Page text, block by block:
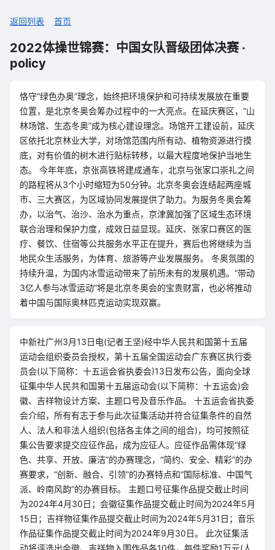
返回列表 首页
2022体操世锦赛：中国女队晋级团体决赛 ·
policy
恪守“绿色办奥”理念，始终把环境保护和可持续发展放在重要
位置，是北京冬奥会筹办过程中的一大亮点。在延庆赛区，“山
林场馆、生态冬奥”成为核心建设理念。场馆开工建设前，延庆
区依托北京林业大学，对场馆范围内所有动、植物资源进行摸
底，对有价值的树木进行贴标转移，以最大程度地保护当地生
态。 今年年底，京张高铁将建成通车，北京与张家口崇礼之间
的路程将从3个小时缩短为50分钟。北京冬奥会连结起两座城
市、三大赛区，为区域协同发展提供了助力。为服务冬奥会筹
办，以治气、治沙、治水为重点，京津冀加强了区域生态环境
联合治理和保护力度，成效日益显现。延庆、张家口赛区的医
疗、餐饮、住宿等公共服务水平正在提升，赛后也将继续为当
地民众生活服务，为体育、旅游等产业发展服务。 冬奥氛围的
持续升温，为国内冰雪运动带来了前所未有的发展机遇。“带动
3亿人参与冰雪运动”将是北京冬奥会的宝贵财富，也必将推动
着中国与国际奥林匹克运动实现双赢。
中新社广州3月13日电(记者王坚)经中华人民共和国第十五届
运动会组织委员会授权，第十五届全国运动会广东赛区执行委
员会(以下简称：十五运会省执委会)13日发布公告，面向全球
征集中华人民共和国第十五届运动会(以下简称：十五运会)会
徽、吉祥物设计方案、主题口号及音乐作品。 十五运会省执委
会介绍，所有有志于参与此次征集活动并符合征集条件的自然
人、法人和非法人组织(包括各主体之间的组合)，均可按照征
集公告要求提交应征作品，成为应征人。应征作品需体现“绿
色、共享、开放、廉洁”的办赛理念，“简约、安全、精彩”的办
赛要求，“创新、融合、引领”的办赛特点和“国际标准、中国气
派、岭南风韵”的办赛目标。 主题口号征集作品提交截止时间
为2024年4月30日；会徽征集作品提交截止时间为2024年5月
15日；吉祥物征集作品提交截止时间为2024年5月31日；音乐
作品征集作品提交截止时间为2024年9月30日。 此次征集活
动将评选出会徽、吉祥物入围作品各10件，每件奖励1万元(人